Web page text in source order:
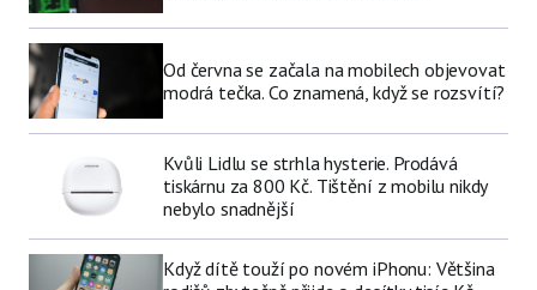
Od června se začala na mobilech objevovat
modrá tečka. Co znamená, když se rozsvítí?
Kvůli Lidlu se strhla hysterie. Prodává
tiskárnu za 800 Kč. Tištění z mobilu nikdy
nebylo snadnější
Když dítě touží po novém iPhonu: Většina